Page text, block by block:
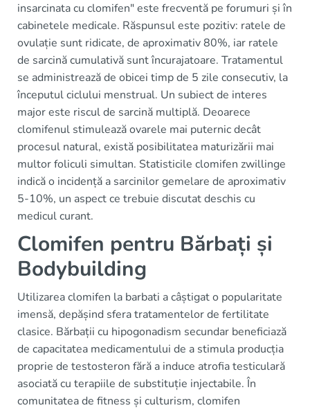
insarcinata cu clomifen" este frecventă pe forumuri și în
cabinetele medicale. Răspunsul este pozitiv: ratele de
ovulație sunt ridicate, de aproximativ 80%, iar ratele
de sarcină cumulativă sunt încurajatoare. Tratamentul
se administrează de obicei timp de 5 zile consecutiv, la
începutul ciclului menstrual. Un subiect de interes
major este riscul de sarcină multiplă. Deoarece
clomifenul stimulează ovarele mai puternic decât
procesul natural, există posibilitatea maturizării mai
multor foliculi simultan. Statisticile clomifen zwillinge
indică o incidență a sarcinilor gemelare de aproximativ
5-10%, un aspect ce trebuie discutat deschis cu
medicul curant.
Clomifen pentru Bărbați și
Bodybuilding
Utilizarea clomifen la barbati a câștigat o popularitate
imensă, depășind sfera tratamentelor de fertilitate
clasice. Bărbații cu hipogonadism secundar beneficiază
de capacitatea medicamentului de a stimula producția
proprie de testosteron fără a induce atrofia testiculară
asociată cu terapiile de substituție injectabile. În
comunitatea de fitness și culturism, clomifen